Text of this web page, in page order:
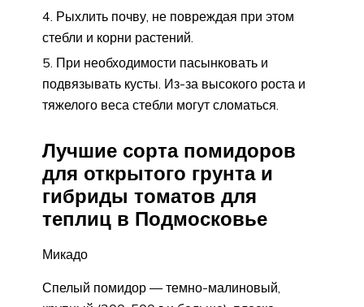
Рыхлить почву, не повреждая при этом
стебли и корни растений.
При необходимости пасынковать и
подвязывать кусты. Из-за высокого роста и
тяжелого веса стебли могут сломаться.
Лучшие сорта помидоров
для открытого грунта и
гибриды томатов для
теплиц в Подмосковье
Микадо
Спелый помидор — темно-малиновый,